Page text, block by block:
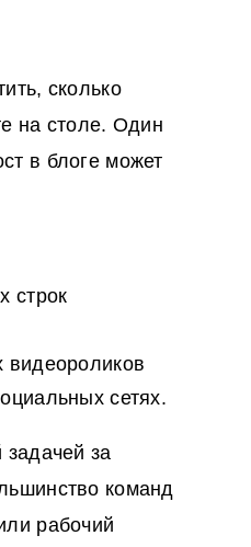
сколько
на столе. Один
в блоге может
строк
видеороликов
сетях.
за
команд
рабочий